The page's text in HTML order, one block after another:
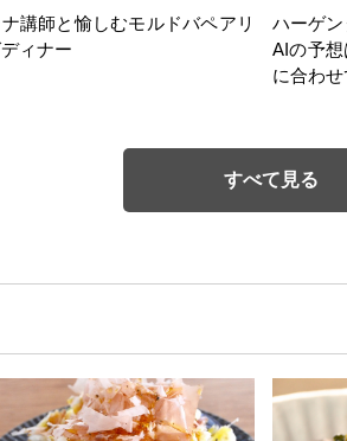
講師と愉しむモルドバペアリ
ィナー
ハーゲン
AIの予
に合わせ
すべて見る